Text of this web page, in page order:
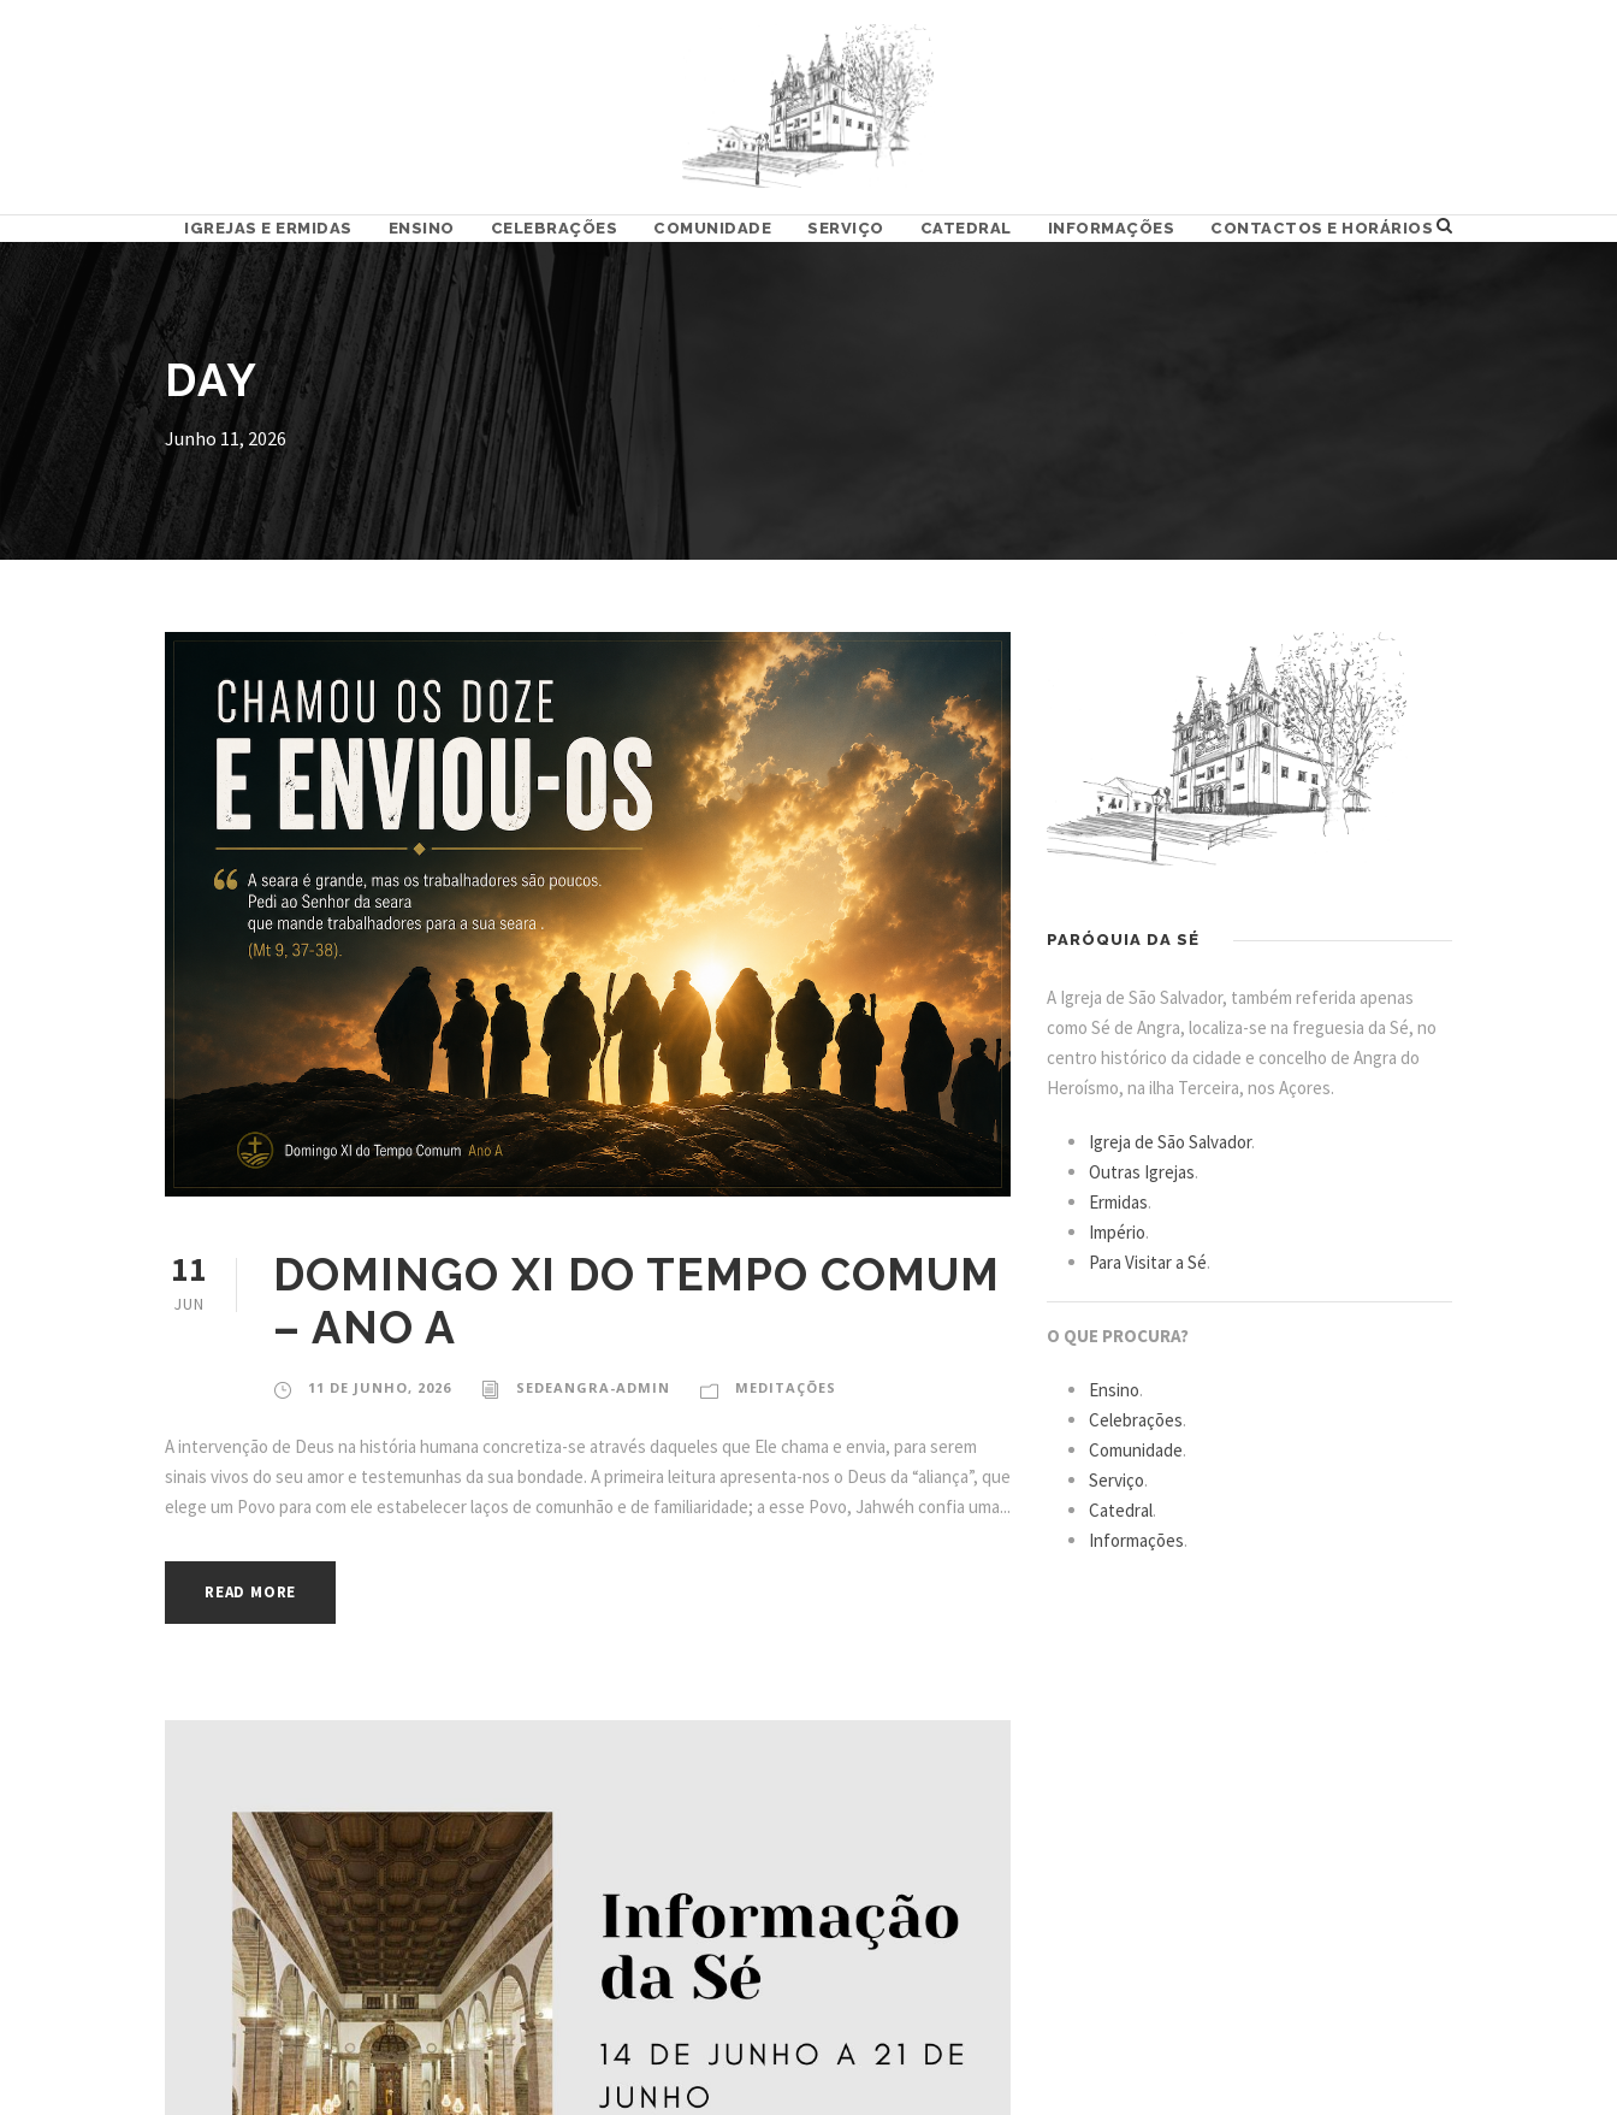
IGREJAS E ERMIDAS ENSINO CELEBRAÇÕES COMUNIDADE SERVIÇO CATEDRAL INFORMAÇÕES CONTACTOS E HORÁRIOS
DAY
Junho 11, 2026
11
JUN
DOMINGO XI DO TEMPO COMUM
– ANO A
11 DE JUNHO, 2026 SEDEANGRA-ADMIN MEDITAÇÕES
A intervenção de Deus na história humana concretiza-se através daqueles que Ele chama e envia, para serem
sinais vivos do seu amor e testemunhas da sua bondade. A primeira leitura apresenta-nos o Deus da “aliança”, que
elege um Povo para com ele estabelecer laços de comunhão e de familiaridade; a esse Povo, Jahwéh confia uma...
READ MORE
PARÓQUIA DA SÉ
A Igreja de São Salvador, também referida apenas
como Sé de Angra, localiza-se na freguesia da Sé, no
centro histórico da cidade e concelho de Angra do
Heroísmo, na ilha Terceira, nos Açores.
Igreja de São Salvador.
Outras Igrejas.
Ermidas.
Império.
Para Visitar a Sé.
O QUE PROCURA?
Ensino.
Celebrações.
Comunidade.
Serviço.
Catedral.
Informações.